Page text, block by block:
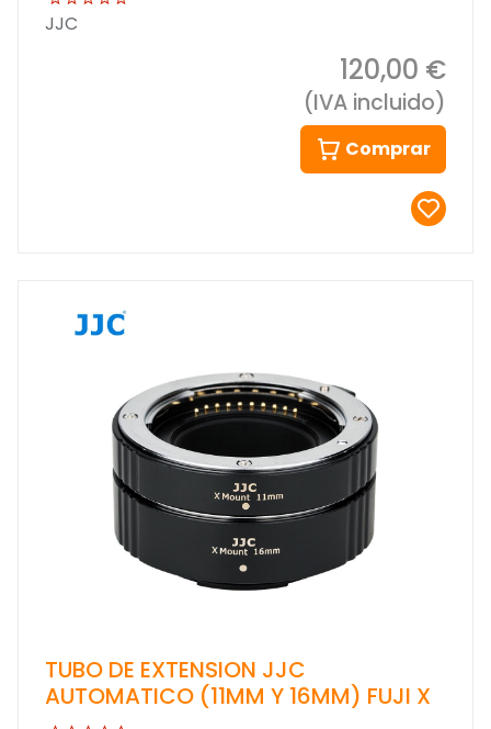
JJC
120,00 €
(IVA incluido)
Comprar
TUBO DE EXTENSION JJC
AUTOMATICO (11MM Y 16MM) FUJI X